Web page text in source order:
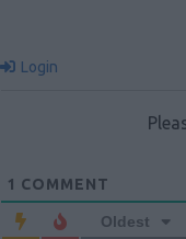
Login
1 COMMENT
Oldest